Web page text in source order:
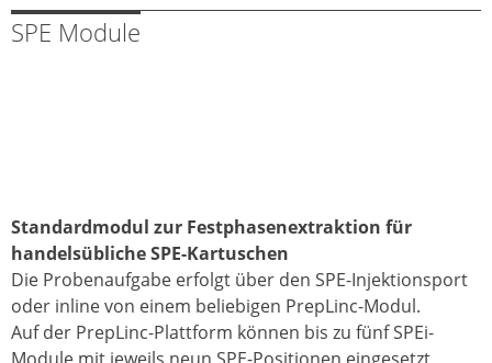
SPE Module
Standardmodul zur Festphasenextraktion für
handelsübliche SPE-Kartuschen
Die Probenaufgabe erfolgt über den SPE-Injektionsport
oder inline von einem beliebigen PrepLinc-Modul.
Auf der PrepLinc-Plattform können bis zu fünf SPEi-